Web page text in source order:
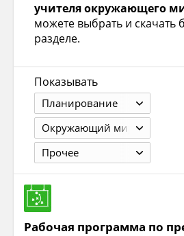
учителя окружающего
можете выбрать и скачать
разделе.
Показывать
Планирование
Окружающий мир
Прочее
Рабочая программа по